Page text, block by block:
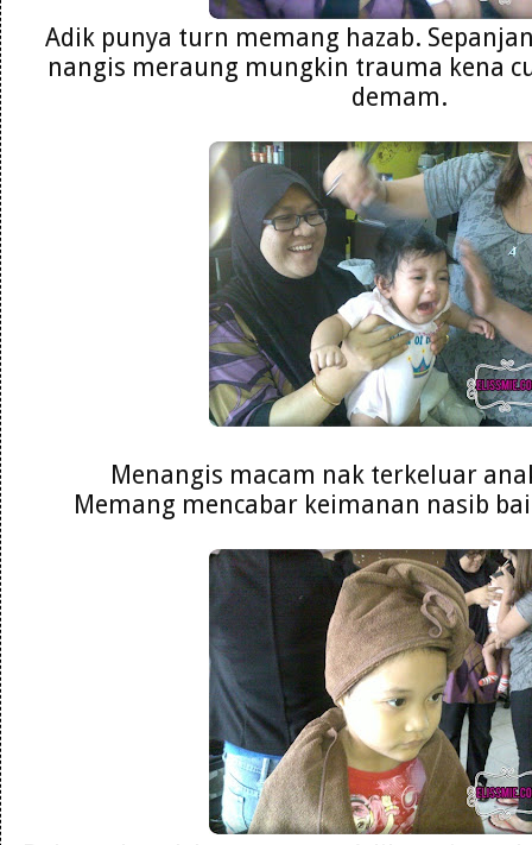
Adik punya turn memang hazab.
nangis meraung mungkin trauma kena
demam.
Menangis macam nak terkeluar
Memang mencabar keimanan nasib